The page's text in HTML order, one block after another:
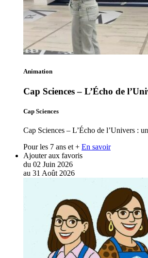
Animation
Cap Sciences – L’Écho de
Cap Sciences
Cap Sciences – L’Écho de l’Univers :
Pour les 7 ans et + En savoir
Ajouter aux favoris
du 02 Juin 2026
au 31 Août 2026